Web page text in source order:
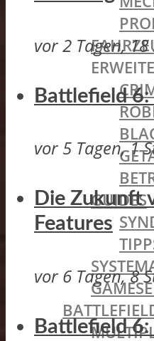
GUIDES
vor 2 Tagen,
Battlefield
vor 5 Tagen, 1
Die Zukunft
Features
vor 6 Tagen, 8
Battlefield